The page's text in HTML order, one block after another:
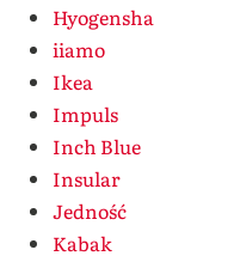
Hyogensha
iiamo
Ikea
Impuls
Inch Blue
Insular
Jedność
Kabak